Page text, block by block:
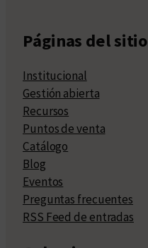
Páginas del sitio
Institucional
Gestión abierta
Recursos
Puntos de venta
Catálogo
Blog
Eventos
Preguntas frecuentes
RSS Feed de entradas